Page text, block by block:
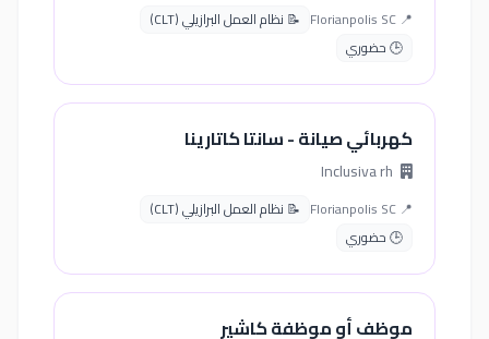
📍 Florianpolis SC
📝 نظام العمل البرازيلي (CLT)
🕒 حضوري
كهربائي صيانة - سانتا كاتارينا
📍 Florianpolis SC
📝 نظام العمل البرازيلي (CLT)
🕒 حضوري
موظف أو موظفة كاشير